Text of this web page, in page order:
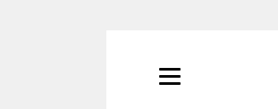
Primair